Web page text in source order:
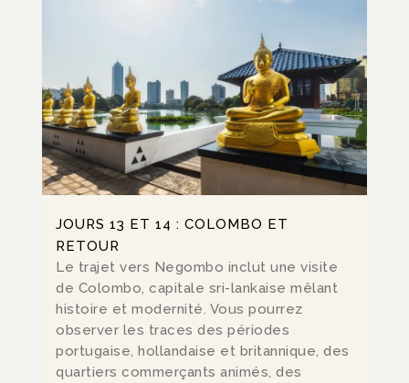
JOURS 13 ET 14 : COLOMBO ET
RETOUR
Le trajet vers Negombo inclut une visite
de Colombo, capitale sri-lankaise mêlant
histoire et modernité. Vous pourrez
observer les traces des périodes
portugaise, hollandaise et britannique, des
quartiers commerçants animés, des